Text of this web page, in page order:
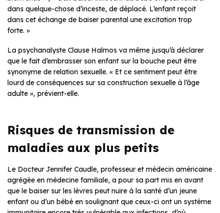
dans quelque-chose d’inceste, de déplacé. L’enfant reçoit
dans cet échange de baiser parental une excitation trop
forte. »
La psychanalyste Clause Halmos va même jusqu’à déclarer
que le fait d’embrasser son enfant sur la bouche peut être
synonyme de relation sexuelle. « Et ce sentiment peut être
lourd de conséquences sur sa construction sexuelle à l’âge
adulte », prévient-elle.
Risques de transmission de
maladies aux plus petits
Le Docteur Jennifer Caudle, professeur et médecin américaine
agrégée en médecine familiale, a pour sa part mis en avant
que le baiser sur les lèvres peut nuire à la santé d’un jeune
enfant ou d’un bébé en soulignant que ceux-ci ont un système